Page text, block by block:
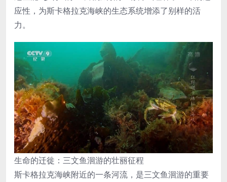
应性，为斯卡格拉克海峡的生态系统增添了别样的活
力。
生命的迁徙：三文鱼洄游的壮丽征程
斯卡格拉克海峡附近的一条河流，是三文鱼洄游的重要